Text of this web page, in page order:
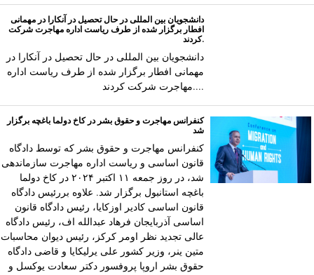
دانشجویان بین المللی در حال تحصیل در آنکارا در مهمانی
افطار برگزار شده از طرف ریاست اداره مهاجرت شرکت
کردند.
دانشجویان بین المللی در حال تحصیل در آنکارا در
مهمانی افطار برگزار شده از طرف ریاست اداره
مهاجرت شرکت کردند....
کنفرانس مهاجرت و حقوق بشر در کاخ دولما باغچه برگزار
شد
کنفرانس مهاجرت و حقوق بشر که توسط دادگاه
قانون اساسی و ریاست اداره مهاجرت سازماندهی
شد، در روز جمعه ۱۱ اکتبر ۲۰۲۴ در کاخ دولما
باغچه استانبول برگزار شد. علاوه بررئیس دادگاه
قانون اساسی کادیر اوزکایا، رئیس دادگاه قانون
اساسی آذربایجان فرهاد عبدالله اف، رئیس دادگاه
عالی تجدید نظر اومر کرکز، رئیس دیوان محاسبات
متین ینر، وزیر کشور علی یرلیکایا و قاضی دادگاه
حقوق بشر اروپا پروفسور دکتر سعادت یوکسل و